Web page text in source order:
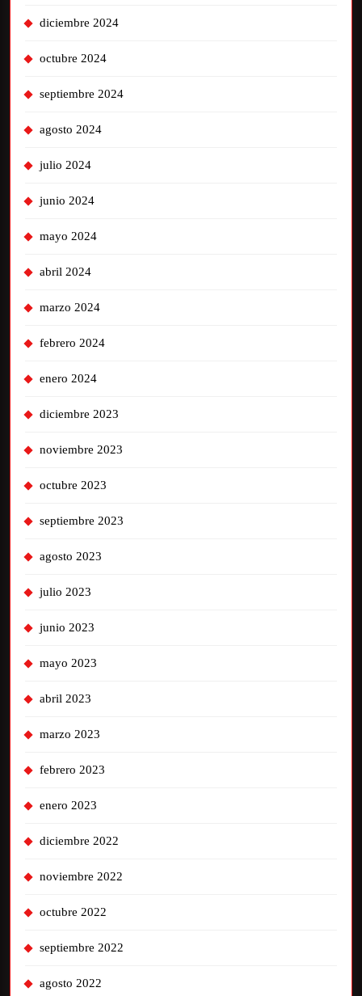
diciembre 2024
octubre 2024
septiembre 2024
agosto 2024
julio 2024
junio 2024
mayo 2024
abril 2024
marzo 2024
febrero 2024
enero 2024
diciembre 2023
noviembre 2023
octubre 2023
septiembre 2023
agosto 2023
julio 2023
junio 2023
mayo 2023
abril 2023
marzo 2023
febrero 2023
enero 2023
diciembre 2022
noviembre 2022
octubre 2022
septiembre 2022
agosto 2022